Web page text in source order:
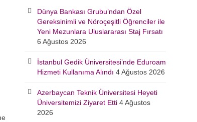
Dünya Bankası Grubu’ndan Özel
Gereksinimli ve Nöroçeşitli Öğrenciler ile
Yeni Mezunlara Uluslararası Staj Fırsatı
6 Ağustos 2026
İstanbul Gedik Üniversitesi’nde Eduroam
Hizmeti Kullanıma Alındı 4 Ağustos 2026
Azerbaycan Teknik Üniversitesi Heyeti
Üniversitemizi Ziyaret Etti 4 Ağustos
2026